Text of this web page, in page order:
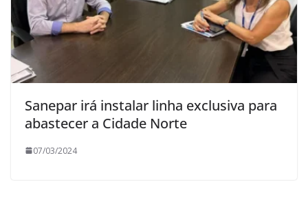
Sanepar irá instalar linha exclusiva para
abastecer a Cidade Norte
07/03/2024